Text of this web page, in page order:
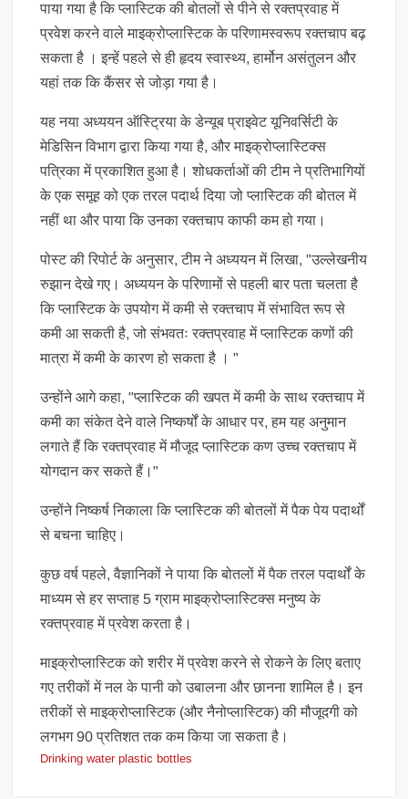
पाया गया है कि प्लास्टिक की बोतलों से पीने से रक्तप्रवाह में
प्रवेश करने वाले माइक्रोप्लास्टिक के परिणामस्वरूप रक्तचाप बढ़
सकता है । इन्हें पहले से ही हृदय स्वास्थ्य, हार्मोन असंतुलन और
यहां तक ​​कि कैंसर से जोड़ा गया है।
यह नया अध्ययन ऑस्ट्रिया के डेन्यूब प्राइवेट यूनिवर्सिटी के
मेडिसिन विभाग द्वारा किया गया है, और माइक्रोप्लास्टिक्स
पत्रिका में प्रकाशित हुआ है। शोधकर्ताओं की टीम ने प्रतिभागियों
के एक समूह को एक तरल पदार्थ दिया जो प्लास्टिक की बोतल में
नहीं था और पाया कि उनका रक्तचाप काफी कम हो गया।
पोस्ट की रिपोर्ट के अनुसार, टीम ने अध्ययन में लिखा, "उल्लेखनीय
रुझान देखे गए। अध्ययन के परिणामों से पहली बार पता चलता है
कि प्लास्टिक के उपयोग में कमी से रक्तचाप में संभावित रूप से
कमी आ सकती है, जो संभवतः रक्तप्रवाह में प्लास्टिक कणों की
मात्रा में कमी के कारण हो सकता है । "
उन्होंने आगे कहा, "प्लास्टिक की खपत में कमी के साथ रक्तचाप में
कमी का संकेत देने वाले निष्कर्षों के आधार पर, हम यह अनुमान
लगाते हैं कि रक्तप्रवाह में मौजूद प्लास्टिक कण उच्च रक्तचाप में
योगदान कर सकते हैं।"
उन्होंने निष्कर्ष निकाला कि प्लास्टिक की बोतलों में पैक पेय पदार्थों
से बचना चाहिए।
कुछ वर्ष पहले, वैज्ञानिकों ने पाया कि बोतलों में पैक तरल पदार्थों के
माध्यम से हर सप्ताह 5 ग्राम माइक्रोप्लास्टिक्स मनुष्य के
रक्तप्रवाह में प्रवेश करता है।
माइक्रोप्लास्टिक को शरीर में प्रवेश करने से रोकने के लिए बताए
गए तरीकों में नल के पानी को उबालना और छानना शामिल है। इन
तरीकों से माइक्रोप्लास्टिक (और नैनोप्लास्टिक) की मौजूदगी को
लगभग 90 प्रतिशत तक कम किया जा सकता है।
Drinking water plastic bottles